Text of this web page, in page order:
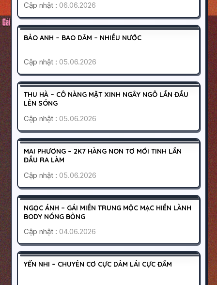
Cập nhật :06.06.2026
HOẠT ĐỘNG
BẢO ANH – BAO DÂM – NHIỀU NƯỚC
Cập nhật :05.06.2026
400K
HOẠT ĐỘNG
THU HÀ – CÔ NÀNG MẶT XINH NGÂY NGÔ LẦN ĐẦU
LÊN SÓNG
Cập nhật :05.06.2026
700K
HOẠT ĐỘNG
MAI PHƯƠNG – 2K7 HÀNG NON TƠ MỚI TINH LẦN
ĐẦU RA LÀM
Cập nhật :05.06.2026
500K
HOẠT ĐỘNG
NGỌC ÁNH – GÁI MIỀN TRUNG MỘC MẠC HIỀN LÀNH
BODY NÓNG BỎNG
Cập nhật :04.06.2026
HOẠT ĐỘNG
YẾN NHI – CHUYÊN CƠ CỰC DÂM LÁI CỰC ĐẦM